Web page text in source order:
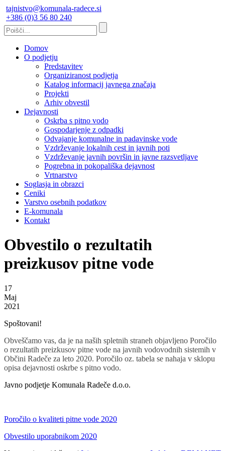
tajnistvo@komunala-radece.si
+386 (0)3 56 80 240
Domov
O podjetju
Predstavitev
Organiziranost podjetja
Katalog informacij javnega značaja
Projekti
Arhiv obvestil
Dejavnosti
Oskrba s pitno vodo
Gospodarjenje z odpadki
Odvajanje komunalne in padavinske vode
Vzdrževanje lokalnih cest in javnih poti
Vzdrževanje javnih površin in javne razsvetljave
Pogrebna in pokopališka dejavnost
Vrtnarstvo
Soglasja in obrazci
Ceniki
Varstvo osebnih podatkov
E-komunala
Kontakt
Obvestilo o rezultatih
preizkusov pitne vode
17
Maj
2021
Spoštovani!
Obveščamo vas, da je na naših spletnih straneh objavljeno Poročilo
o rezultatih preizkusov pitne vode na javnih vodovodnih sistemih v
Občini Radeče za leto 2020. Poročilo oz. tabela se nahaja v sklopu
opisa dejavnosti oskrbe s pitno vodo.
Javno podjetje Komunala Radeče d.o.o.
Poročilo o kvaliteti pitne vode 2020
Obvestilo uporabnikom 2020